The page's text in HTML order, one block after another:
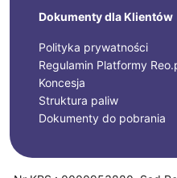
Dokumenty dla Klientów
Polityka prywatności
Regulamin Platformy
Koncesja
Struktura paliw
Dokumenty do pobrania